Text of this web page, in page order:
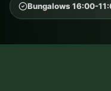
Bungalows 16:00-